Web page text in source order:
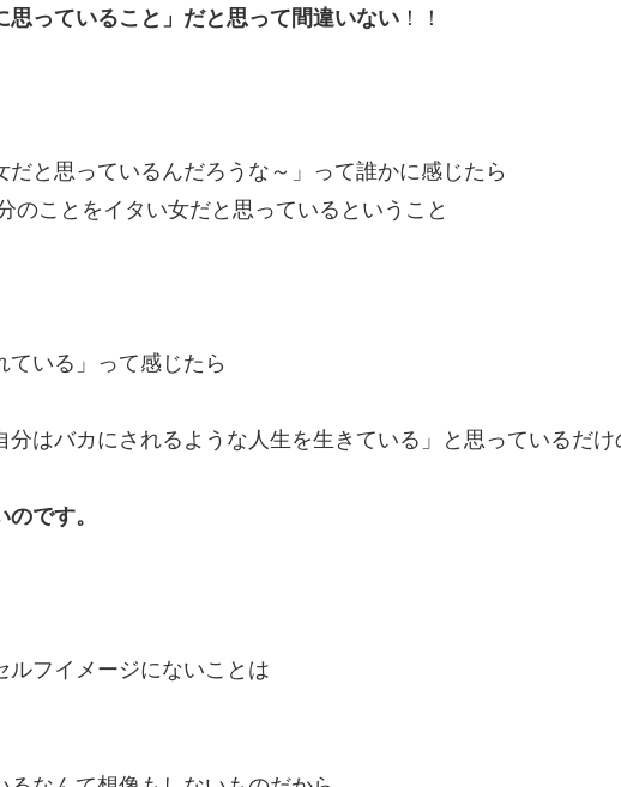
思っていること」だと思って間違いない ！！
だと思っているんだろうな～」って誰かに感じたら
のことをイタい女だと思っているということ
ている」って感じたら
分はバカにされるような人生を生きている」と思っているだけ
です。
ルフイメージにないことは